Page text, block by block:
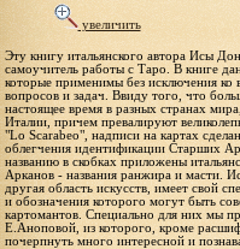
увеличить
Эту книгу итальянского автора Исы
самоучитель работы с Таро. В книге
которые применимы без исключения
вопросов и задач. Ввиду того, что
настоящее время в разных странах
Италии, причем превалируют
"Lo Scarabeo", надписи на картах
облегчения идентификации Старших
названию в скобках приложены
Арканов - названия ранжира и масти.
другая область искусств, имеет свой
и обозначения которого могут быть
картомантов. Специально для них мы
Е.Аноповой, из которого, кроме
почерпнуть много интересной и